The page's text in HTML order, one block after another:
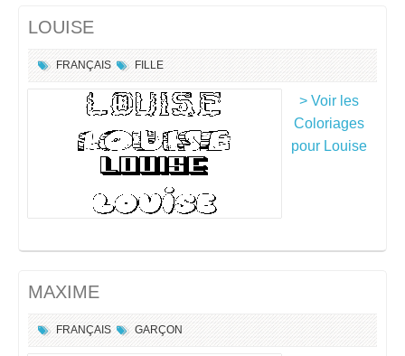
LOUISE
FRANÇAIS FILLE
> Voir les
Coloriages
pour Louise
MAXIME
FRANÇAIS GARÇON